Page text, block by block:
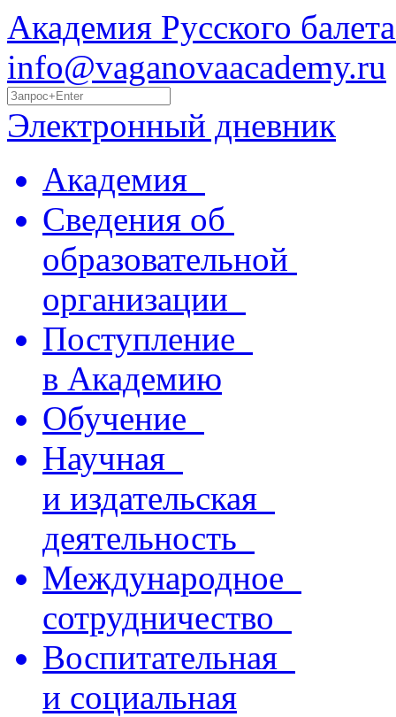
Академия Русского
info@vaganovaacademy.ru
Электронный дневник
Академия
Сведения об
образовательной
организации
Поступление
в Академию
Обучение
Научная
и издательская
деятельность
Международное
сотрудничество
Воспитательная
и социальная